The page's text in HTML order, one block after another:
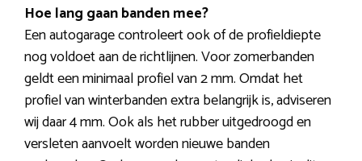
Hoe lang gaan banden mee?
Een autogarage controleert ook of de profieldiepte
nog voldoet aan de richtlijnen. Voor zomerbanden
geldt een minimaal profiel van 2 mm. Omdat het
profiel van winterbanden extra belangrijk is, adviseren
wij daar 4 mm. Ook als het rubber uitgedroogd en
versleten aanvoelt worden nieuwe banden